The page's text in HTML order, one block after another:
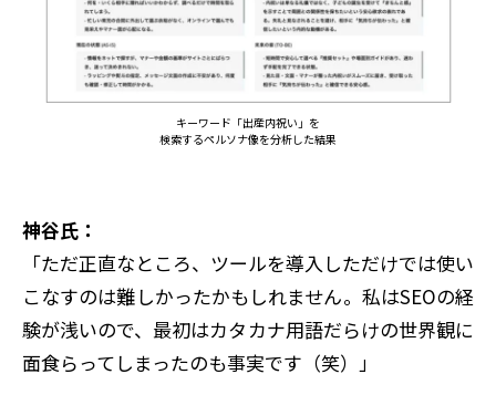
キーワード「出産内祝い」を
検索するペルソナ像を分析した結果
神谷氏：
「ただ正直なところ、ツールを導入しただけでは使い
こなすのは難しかったかもしれません。私はSEOの経
験が浅いので、最初はカタカナ用語だらけの世界観に
面食らってしまったのも事実です（笑）」